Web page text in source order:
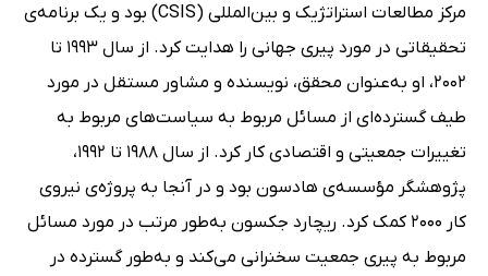
مرکز مطالعات استراتژیک و بین‌المللی (CSIS) بود و یک برنامه‌ی
تحقیقاتی در مورد پیری جهانی را هدایت کرد. از سال 1993 تا
2002، او به‌عنوان محقق، نویسنده و مشاور مستقل در مورد
طیف گسترده‌ای از مسائل مربوط به سیاست‌های مربوط به
تغییرات جمعیتی و اقتصادی کار کرد. از سال 1988 تا 1992،
پژوهشگر مؤسسه‌ی هادسون بود و در آنجا به پروژه‌ی نیروی
کار 2000 کمک کرد. ریچارد جکسون به‌طور مرتب در مورد مسائل
مربوط به پیری جمعیت سخنرانی می‌کند و به‌طور گسترده در